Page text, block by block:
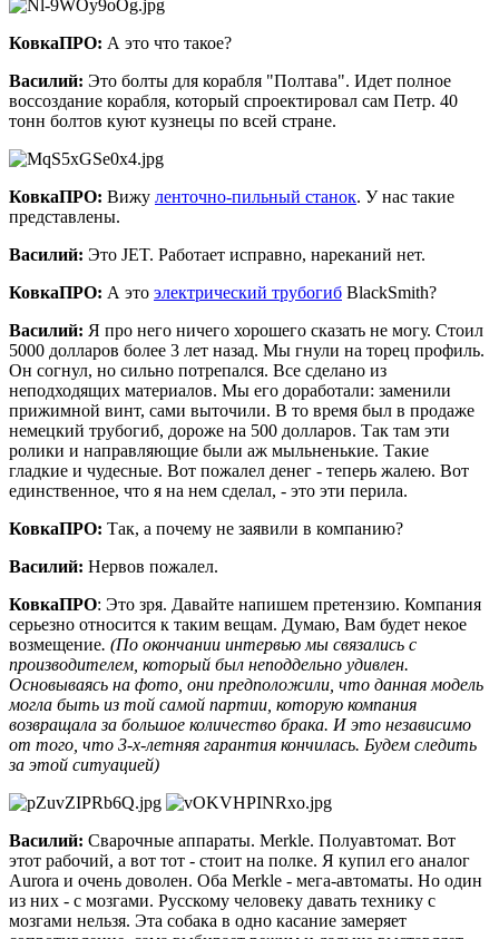
КовкаПРО: А это что такое?
Василий: Это болты для корабля "Полтава". Идет полное
воссоздание корабля, который спроектировал сам Петр. 40
тонн болтов куют кузнецы по всей стране.
КовкаПРО: Вижу ленточно-пильный станок. У нас такие
представлены.
Василий: Это JET. Работает исправно, нареканий нет.
КовкаПРО: А это электрический трубогиб BlackSmith?
Василий: Я про него ничего хорошего сказать не могу. Стоил
5000 долларов более 3 лет назад. Мы гнули на торец профиль.
Он согнул, но сильно потрепался. Все сделано из
неподходящих материалов. Мы его доработали: заменили
прижимной винт, сами выточили. В то время был в продаже
немецкий трубогиб, дороже на 500 долларов. Так там эти
ролики и направляющие были аж мыльненькие. Такие
гладкие и чудесные. Вот пожалел денег - теперь жалею. Вот
единственное, что я на нем сделал, - это эти перила.
КовкаПРО: Так, а почему не заявили в компанию?
Василий: Нервов пожалел.
КовкаПРО: Это зря. Давайте напишем претензию. Компания
серьезно относится к таким вещам. Думаю, Вам будет некое
возмещение. (По окончании интервью мы связались с
производителем, который был неподдельно удивлен.
Основываясь на фото, они предположили, что данная модель
могла быть из той самой партии, которую компания
возвращала за большое количество брака. И это независимо
от того, что 3-х-летняя гарантия кончилась. Будем следить
за этой ситуацией)
Василий: Сварочные аппараты. Merkle. Полуавтомат. Вот
этот рабочий, а вот тот - стоит на полке. Я купил его аналог
Aurora и очень доволен. Оба Merkle - мега-автоматы. Но один
из них - с мозгами. Русскому человеку давать технику с
мозгами нельзя. Эта собака в одно касание замеряет